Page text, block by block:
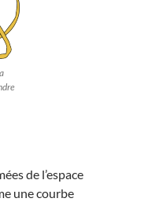
de l’espace
une courbe